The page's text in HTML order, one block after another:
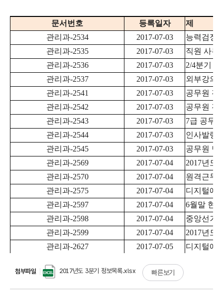
첨부파일 2017년도 3분기 정보목록.xlsx 빠른보기